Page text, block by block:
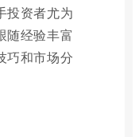
投资者尤为
随经验丰富
巧和市场分